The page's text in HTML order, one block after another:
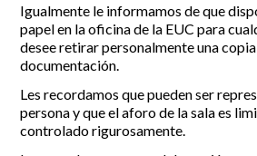
Igualmente le informamos de que
papel en la oficina de la EUC para
desee retirar personalmente una
documentación.
Les recordamos que pueden ser
persona y que el aforo de la sala es
controlado rigurosamente.